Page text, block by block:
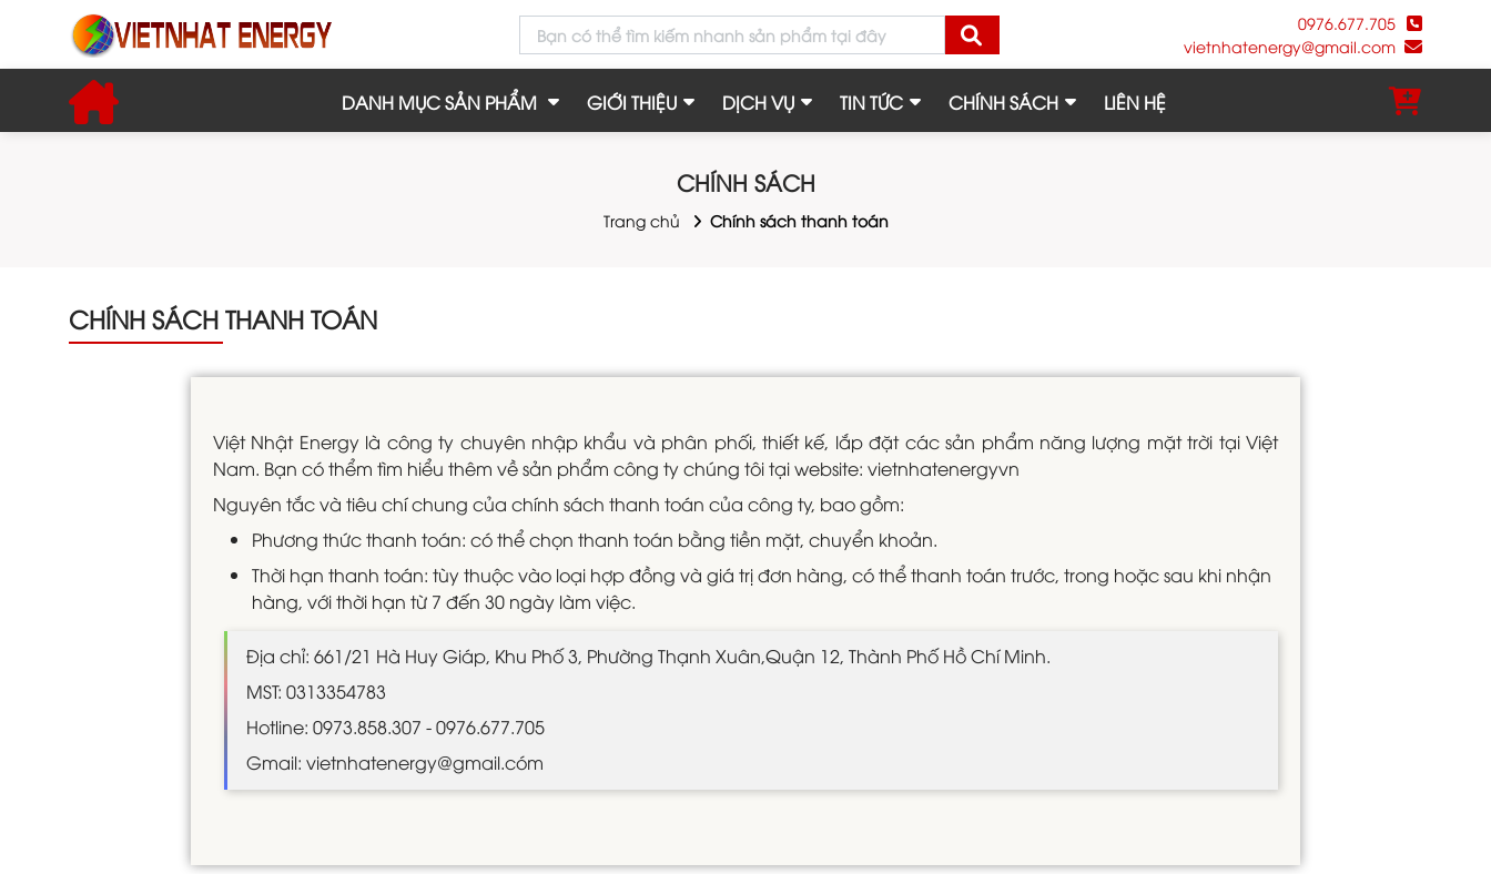
0976.677.705
vietnhatenergy@gmail.com
DANH MỤC SẢN PHẨM GIỚI THIỆU DỊCH VỤ TIN TỨC CHÍNH SÁCH LIÊN HỆ
CHÍNH SÁCH
Trang chủ Chính sách thanh toán
CHÍNH SÁCH THANH TOÁN
Việt Nhật Energy là công ty chuyên nhập khẩu và phân phối, thiết kế, lắp đặt các sản phẩm năng lượng mặt trời tại Việt
Nam. Bạn có thểm tìm hiểu thêm về sản phẩm công ty chúng tôi tại website: vietnhatenergyvn
Nguyên tắc và tiêu chí chung của chính sách thanh toán của công ty, bao gồm:
Phương thức thanh toán: có thể chọn thanh toán bằng tiền mặt, chuyển khoản.
Thời hạn thanh toán: tùy thuộc vào loại hợp đồng và giá trị đơn hàng, có thể thanh toán trước, trong hoặc sau khi nhận
hàng, với thời hạn từ 7 đến 30 ngày làm việc.
Địa chỉ: 661/21 Hà Huy Giáp, Khu Phố 3, Phường Thạnh Xuân,Quận 12, Thành Phố Hồ Chí Minh.
MST: 0313354783
Hotline: 0973.858.307 - 0976.677.705
Gmail: vietnhatenergy@gmail.cóm